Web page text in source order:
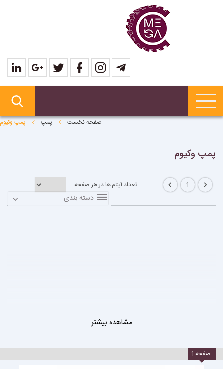
صفحه نخست پمپ پمپ وکیوم
پمپ وکیوم
1 تعداد آیتم ها در هر صفحه
دسته بندی
مشاهده بیشتر
صفحه 1